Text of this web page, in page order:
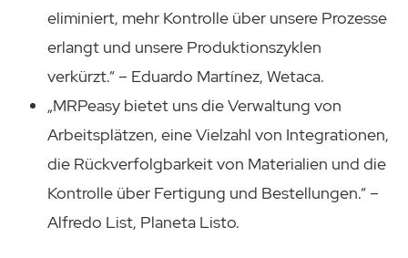
eliminiert, mehr Kontrolle über unsere Prozesse
erlangt und unsere Produktionszyklen
verkürzt.“ – Eduardo Martínez, Wetaca.
„MRPeasy bietet uns die Verwaltung von
Arbeitsplätzen, eine Vielzahl von Integrationen,
die Rückverfolgbarkeit von Materialien und die
Kontrolle über Fertigung und Bestellungen.“ –
Alfredo List, Planeta Listo.